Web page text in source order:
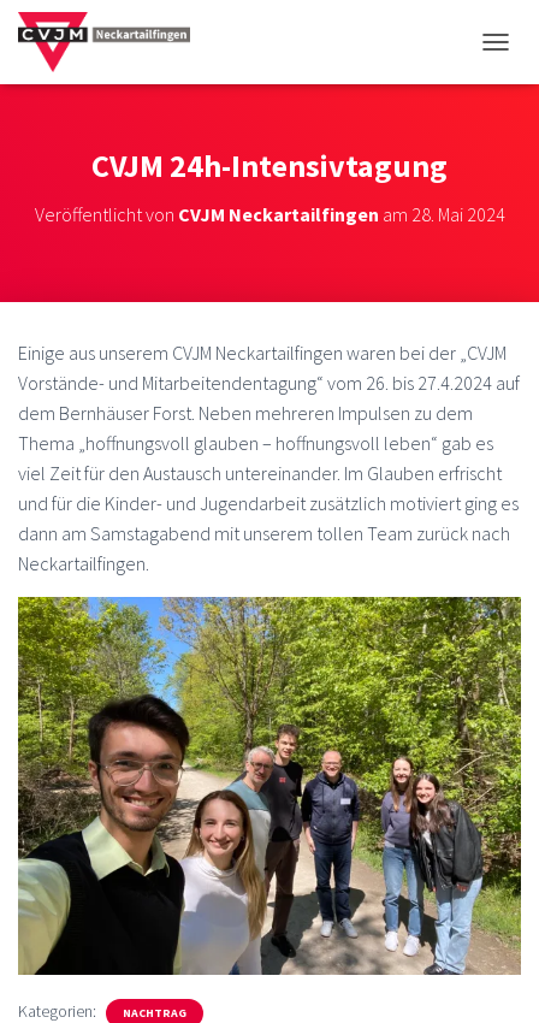
CVJM 24h-Intensivtagung
Veröffentlicht von CVJM Neckartailfingen am 28. Mai 2024
Einige aus unserem CVJM Neckartailfingen waren bei der „CVJM
Vorstände- und Mitarbeitendentagung“ vom 26. bis 27.4.2024 auf
dem Bernhäuser Forst. Neben mehreren Impulsen zu dem
Thema „hoffnungsvoll glauben – hoffnungsvoll leben“ gab es
viel Zeit für den Austausch untereinander. Im Glauben erfrischt
und für die Kinder- und Jugendarbeit zusätzlich motiviert ging es
dann am Samstagabend mit unserem tollen Team zurück nach
Neckartailfingen.
Kategorien: NACHTRAG